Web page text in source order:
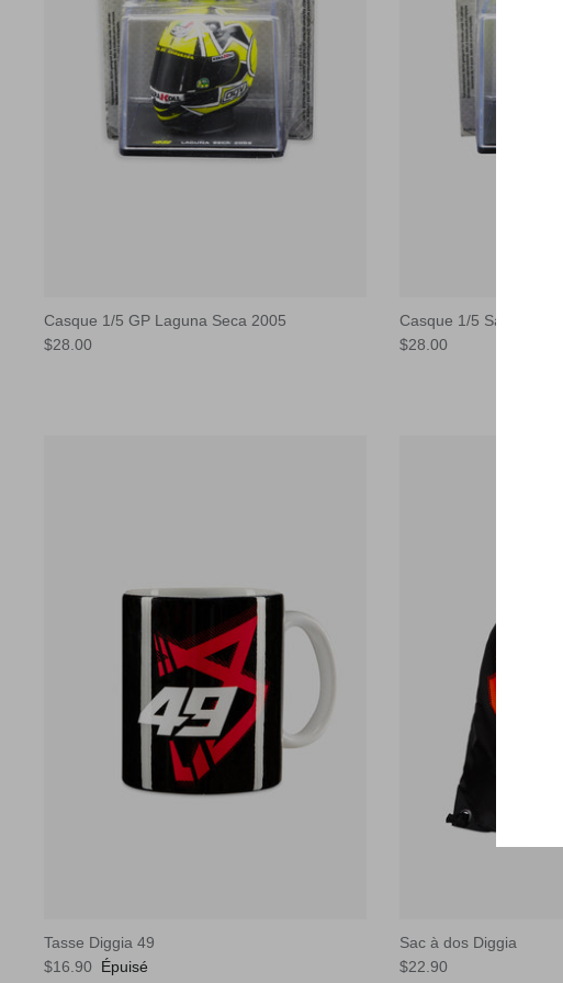
Casque 1/5 GP Laguna Seca 2005
$28.00
Casque 1/5 Saison 2007
$28.00
Tasse Diggia 49
$16.90
Épuisé
Sac à dos Diggia
$22.90